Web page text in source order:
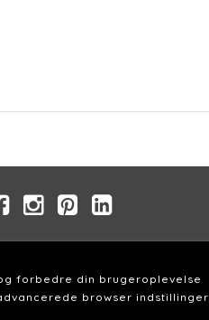
forbedre din brugeroplevelse
browser indstillinger